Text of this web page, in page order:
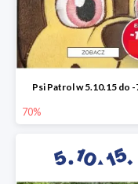
Psi Patrol w 5.10.15 do -
70%